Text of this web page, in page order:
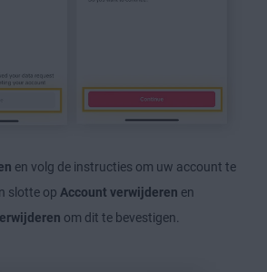
en volg de instructies om uw account te
slotte op Account verwijderen en
om dit te bevestigen.